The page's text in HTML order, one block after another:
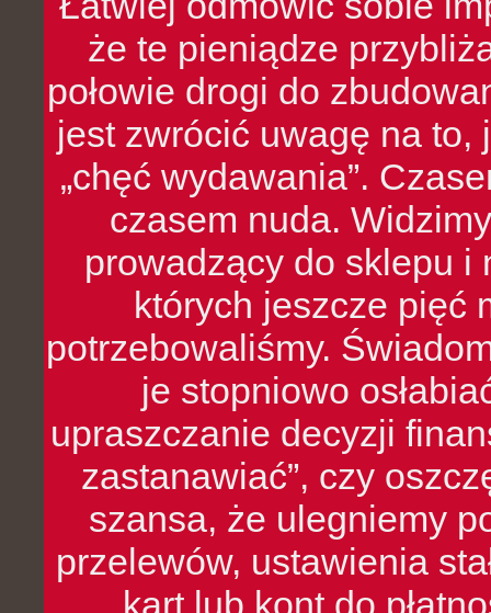
że te pieniądze
połowie drogi do
jest zwrócić uwagę na to,
„chęć wydawania”.
czasem nuda.
prowadzący do sklepu i
których jeszcze pięć
potrzebowaliśmy.
je stopniowo
upraszczanie decyzji
zastanawiać”, czy
szansa, że ulegniemy
przelewów, ustawienia
kart lub kont do